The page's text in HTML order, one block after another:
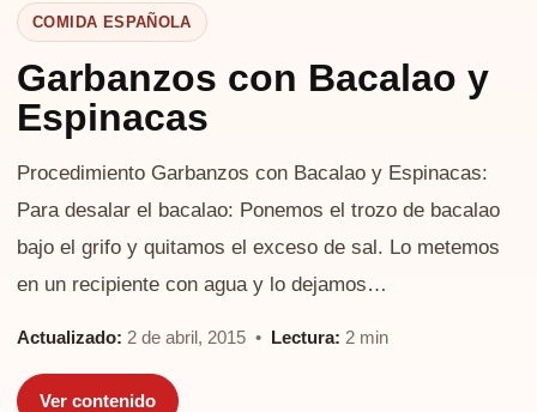
COMIDA ESPAÑOLA
Garbanzos con Bacalao y
Espinacas
Procedimiento Garbanzos con Bacalao y Espinacas:
Para desalar el bacalao: Ponemos el trozo de bacalao
bajo el grifo y quitamos el exceso de sal. Lo metemos
en un recipiente con agua y lo dejamos…
Actualizado: 2 de abril, 2015 • Lectura: 2 min
Ver contenido